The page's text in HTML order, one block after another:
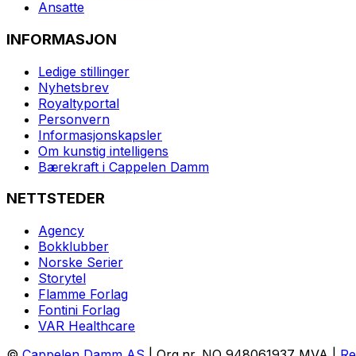
Ansatte
INFORMASJON
Ledige stillinger
Nyhetsbrev
Royaltyportal
Personvern
Informasjonskapsler
Om kunstig intelligens
Bærekraft i Cappelen Damm
NETTSTEDER
Agency
Bokklubber
Norske Serier
Storytel
Flamme Forlag
Fontini Forlag
VAR Healthcare